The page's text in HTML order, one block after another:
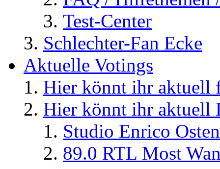
Test-Center
Schlechter-Fan Ecke
Aktuelle Votings
Hier könnt ihr aktuell
Hier könnt ihr aktuell
Studio Enrico
89.0 RTL Most